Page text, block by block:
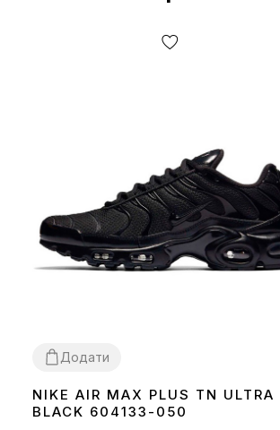
Додати
3637 38 39 404142 434445
NIKE AIR MAX PLUS TN ULTRA
BLACK 604133-050